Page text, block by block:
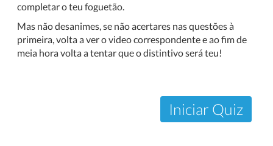
completar o teu foguetão.
Mas não desanimes, se não acertares nas questões à
primeira, volta a ver o video correspondente e ao fim de
meia hora volta a tentar que o distintivo será teu!
Iniciar Quiz